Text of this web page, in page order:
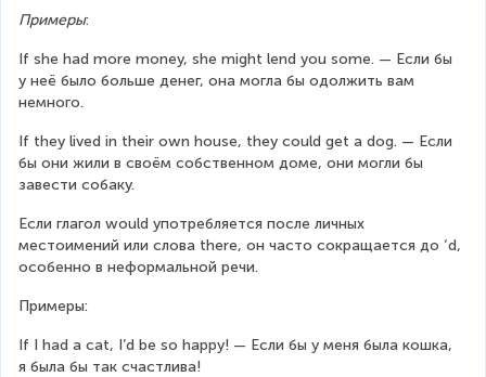
Примеры:
If she had more money, she might lend you some. — Если бы
у неё было больше денег, она могла бы одолжить вам
немного.
If they lived in their own house, they could get a dog. — Если
бы они жили в своём собственном доме, они могли бы
завести собаку.
Если глагол would употребляется после личных
местоимений или слова there, он часто сокращается до ‘d,
особенно в неформальной речи.
Примеры:
If I had a cat, I’d be so happy! — Если бы у меня была кошка,
я была бы так счастлива!